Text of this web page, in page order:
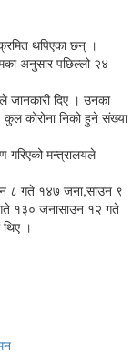
थपिएका छन् ।
अनुसार पछिल्लो २४
जानकारी दिए । उनका
कोरोना निको हुने संख्या
गरिएको मन्त्रालयले
८ गते १४७ जना,साउन ९
१३० जनासाउन १२ गते
।